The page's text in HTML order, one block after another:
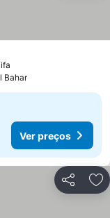
Bahar
Ver preços
Partilhar